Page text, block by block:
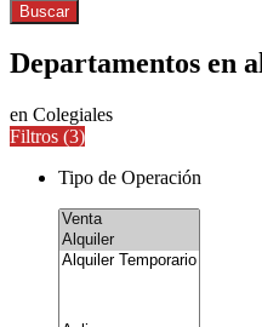
Buscar
Departamentos en
en Colegiales
Filtros (3)
Tipo de Operación